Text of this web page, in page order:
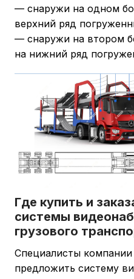
— снаружи на одном
верхний ряд
— снаружи на втором
на нижний ряд
Где купить и
системы
грузового
Специалисты компании
предложить систему